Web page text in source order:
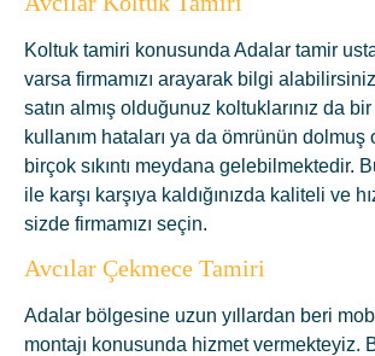
Koltuk tamiri konusunda Adalar tamir
varsa firmamızı arayarak bilgi
satın almış olduğunuz koltuklarınız da
kullanım hataları ya da ömrünün dolmuş
birçok sıkıntı meydana gelebilmektedir.
ile karşı karşıya kaldığınızda kaliteli ve
sizde firmamızı seçin.
Avcılar Çekmece Tamiri
Adalar bölgesine uzun yıllardan beri
montajı konusunda hizmet vermekteyiz.